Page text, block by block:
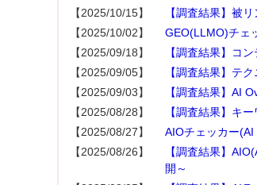
【2025/10/15】
【調査結果】被
【2025/10/02】
GEO(LLMO)チェ
【2025/09/18】
【調査結果】コ
【2025/09/05】
【調査結果】テ
【2025/09/03】
【調査結果】AI
【2025/08/28】
【調査結果】キ
【2025/08/27】
AIOチェッカー(AI
【2025/08/26】
【調査結果】
開～